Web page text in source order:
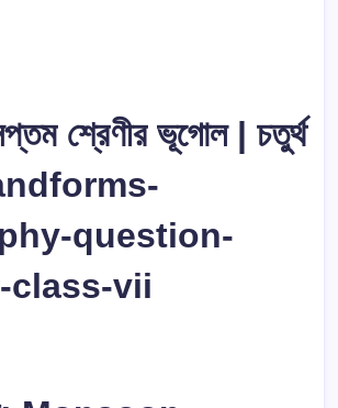
শ্রেণীর ভূগোল | চতুর্থ
question-
class-vii